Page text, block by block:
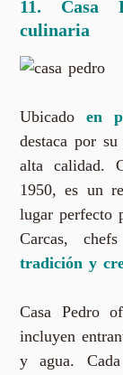
11. Casa
culinaria
Ubicado en
destaca por
alta calidad.
1950, es un
lugar perfecto
Carcas,
tradición y
Casa Pedro
incluyen
y agua.